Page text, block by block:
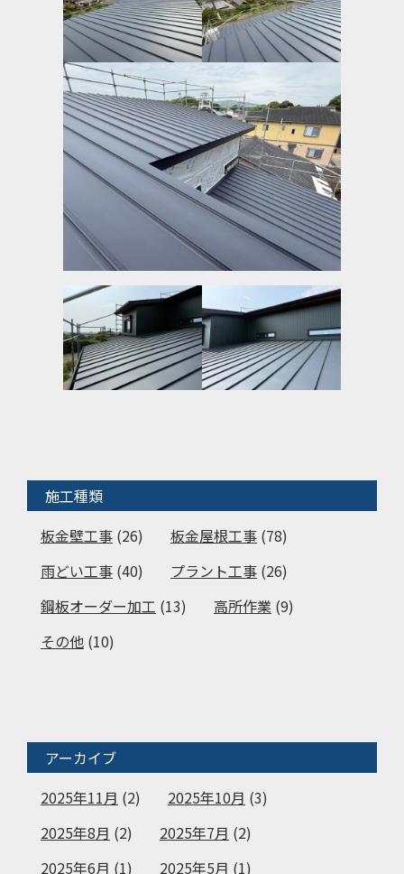
施工種類
板金壁工事 (26) 板金屋根工事 (78)
雨どい工事 (40) プラント工事 (26)
鋼板オーダー加工 (13) 高所作業 (9)
その他 (10)
アーカイブ
2025年11月 (2) 2025年10月 (3)
2025年8月 (2) 2025年7月 (2)
2025年6月 (1) 2025年5月 (1)